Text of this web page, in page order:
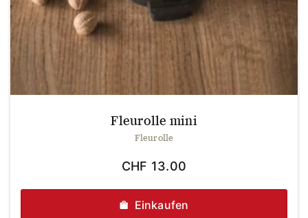
Fleurolle mini
Fleurolle
CHF 13.00
Einkaufen